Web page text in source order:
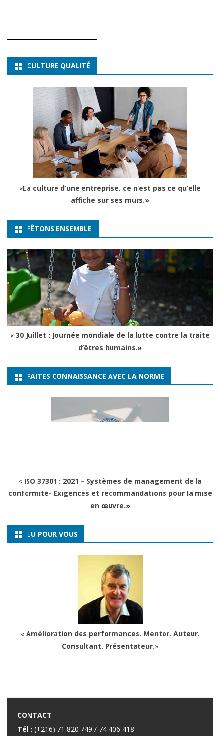
CULTURE QUALITÉ
«La culture d’une entreprise, ce n’est pas ce qu’elle
affiche sur ses murs.»
FÊTONS ENSEMBLE
« 30 Juillet : Journée mondiale de la lutte contre la traite
d’êtres humains.»
FAITES CONNAISSANCE AVEC LA NORME
« ISO 37301 : 2021 – Systèmes de management de la
conformité- Exigences et recommandations pour la mise
en œuvre.»
LU POUR VOUS
« Amélioration des performances. Mentor. Auteur.
Consultant. Présentateur.»
CONTACT
Tél : (+216) 71 820 749 / 74 406 418